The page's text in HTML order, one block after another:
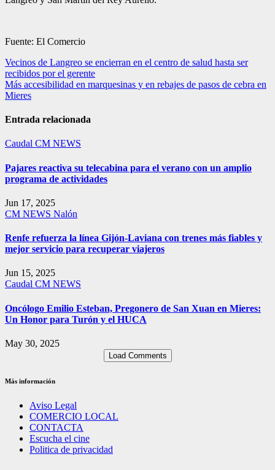
Fuente: El Comercio
Navegación
de
entradas
Vecinos de Langreo se encierran en el centro de salud hasta ser
recibidos por el gerente
Más accesibilidad en marquesinas y en rebajes de pasos de cebra en
Mieres
Entrada relacionada
Caudal CM NEWS
Pajares reactiva su telecabina para el verano con un amplio
programa de actividades
Jun 17, 2025
CM NEWS Nalón
Renfe refuerza la línea Gijón-Laviana con trenes más fiables y
mejor servicio para recuperar viajeros
Jun 15, 2025
Caudal CM NEWS
Oncólogo Emilio Esteban, Pregonero de San Xuan en Mieres:
Un Honor para Turón y el HUCA
May 30, 2025
Load Comments
Más información
Aviso Legal
COMERCIO LOCAL
CONTACTA
Escucha el cine
Politica de privacidad